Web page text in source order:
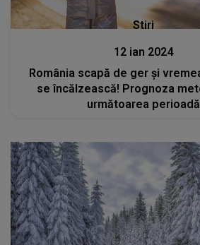
Stiri
12 ian 2024
România scapă de ger și
se încălzească! Prognoza
următoarea perioadă